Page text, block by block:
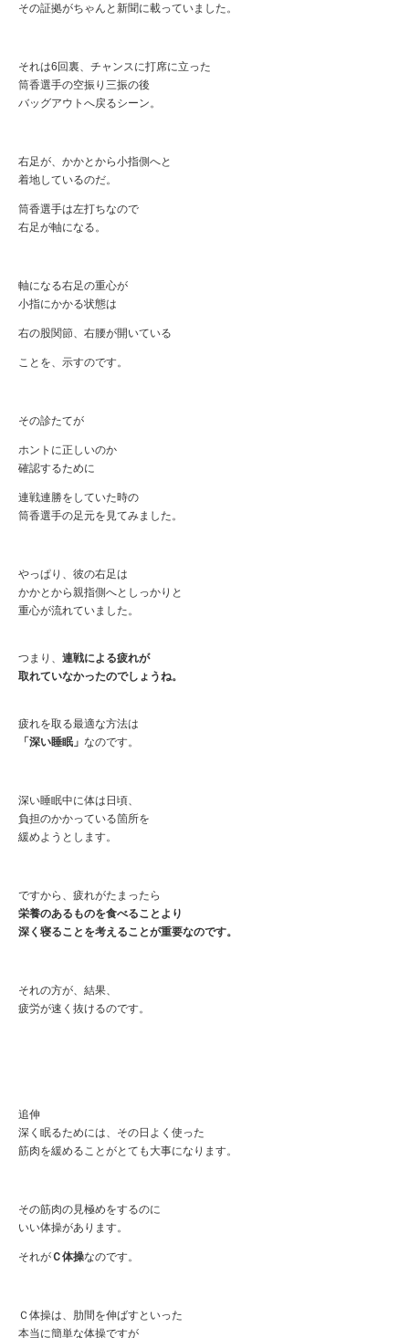
その証拠がちゃんと新聞に載っていました。
それは6回裏、チャンスに打席に立った
筒香選手の空振り三振の後
バッグアウトへ戻るシーン。
右足が、かかとから小指側へと
着地しているのだ。
筒香選手は左打ちなので
右足が軸になる。
軸になる右足の重心が
小指にかかる状態は
右の股関節、右腰が開いている
ことを、示すのです。
その診たてが
ホントに正しいのか
確認するために
連戦連勝をしていた時の
筒香選手の足元を見てみました。
やっぱり、彼の右足は
かかとから親指側へとしっかりと
重心が流れていました。
つまり、 連戦による疲れが
取れていなかったのでしょうね。
疲れを取る最適な方法は
「深い睡眠」 なのです。
深い睡眠中に体は日頃、
負担のかかっている箇所を
緩めようとします。
ですから、疲れがたまったら
栄養のあるものを食べることより
深く寝ることを考えることが重要なのです。
それの方が、結果、
疲労が速く抜けるのです。
追伸
深く眠るためには、その日よく使った
筋肉を緩めることがとても大事になります。
その筋肉の見極めをするのに
いい体操があります。
それがＣ体操なのです。
Ｃ体操は、肋間を伸ばすといった
本当に簡単な体操ですが